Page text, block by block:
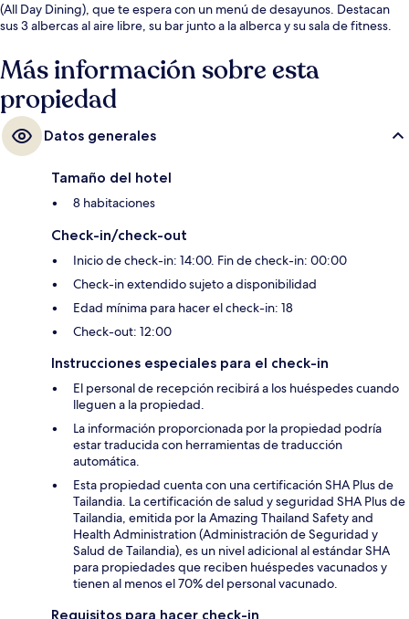
(All Day Dining), que te espera con un menú de desayunos. Destacan
sus 3 albercas al aire libre, su bar junto a la alberca y su sala de fitness.
Más información sobre esta
propiedad
Datos generales
Tamaño del hotel
8 habitaciones
Check-in/check-out
Inicio de check-in: 14:00. Fin de check-in: 00:00
Check-in extendido sujeto a disponibilidad
Edad mínima para hacer el check-in: 18
Check-out: 12:00
Instrucciones especiales para el check-in
El personal de recepción recibirá a los huéspedes cuando
lleguen a la propiedad.
La información proporcionada por la propiedad podría
estar traducida con herramientas de traducción
automática.
Esta propiedad cuenta con una certificación SHA Plus de
Tailandia. La certificación de salud y seguridad SHA Plus de
Tailandia, emitida por la Amazing Thailand Safety and
Health Administration (Administración de Seguridad y
Salud de Tailandia), es un nivel adicional al estándar SHA
para propiedades que reciben huéspedes vacunados y
tienen al menos el 70% del personal vacunado.
Requisitos para hacer check-in